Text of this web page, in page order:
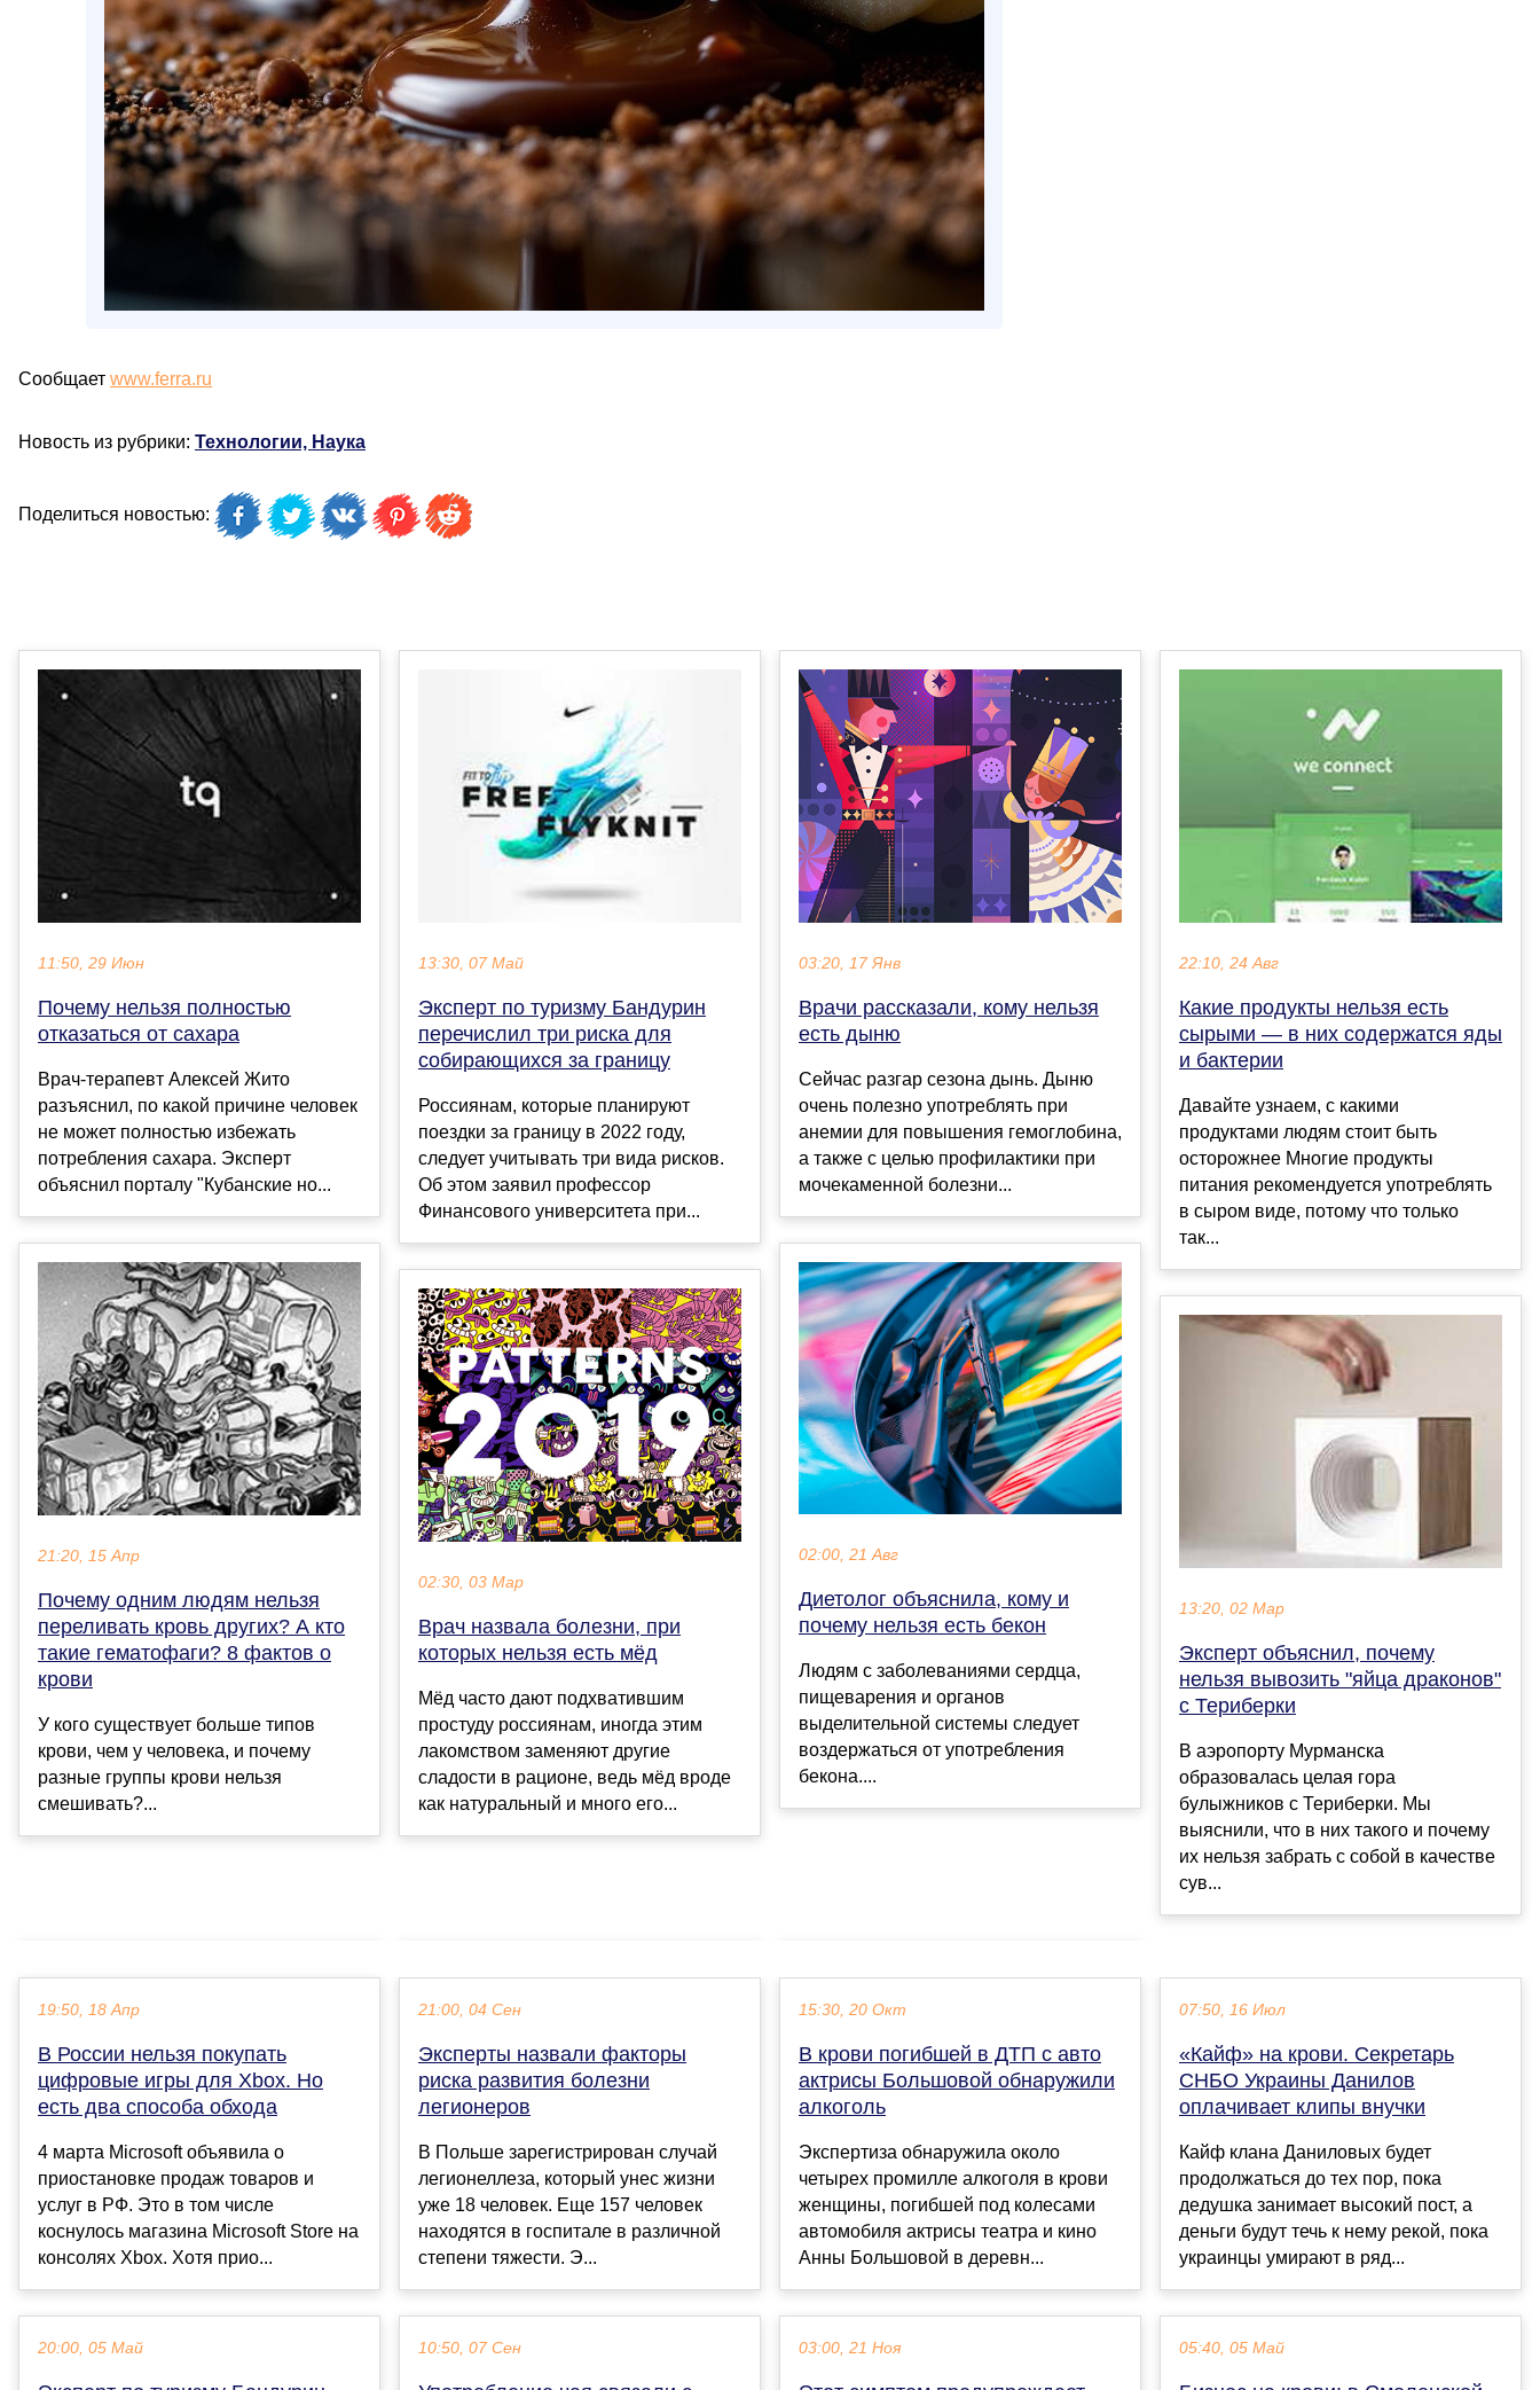
Сообщает www.ferra.ru
Новость из рубрики: Технологии, Наука
Поделиться новостью:
11:50, 29 Июн
Почему нельзя полностью
отказаться от сахара
Врач-терапевт Алексей Жито
разъяснил, по какой причине человек
не может полностью избежать
потребления сахара. Эксперт
объяснил порталу "Кубанские но...
21:20, 15 Апр
Почему одним людям нельзя
переливать кровь других? А кто
такие гематофаги? 8 фактов о
крови
У кого существует больше типов
крови, чем у человека, и почему
разные группы крови нельзя
смешивать?...
13:30, 07 Май
Эксперт по туризму Бандурин
перечислил три риска для
собирающихся за границу
Россиянам, которые планируют
поездки за границу в 2022 году,
следует учитывать три вида рисков.
Об этом заявил профессор
Финансового университета при...
02:30, 03 Мар
Врач назвала болезни, при
которых нельзя есть мёд
Мёд часто дают подхватившим
простуду россиянам, иногда этим
лакомством заменяют другие
сладости в рационе, ведь мёд вроде
как натуральный и много его...
03:20, 17 Янв
Врачи рассказали, кому нельзя
есть дыню
Сейчас разгар сезона дынь. Дыню
очень полезно употреблять при
анемии для повышения гемоглобина,
а также с целью профилактики при
мочекаменной болезни...
02:00, 21 Авг
Диетолог объяснила, кому и
почему нельзя есть бекон
Людям с заболеваниями сердца,
пищеварения и органов
выделительной системы следует
воздержаться от употребления
бекона....
22:10, 24 Авг
Какие продукты нельзя есть
сырыми — в них содержатся яды
и бактерии
Давайте узнаем, с какими
продуктами людям стоит быть
осторожнее Многие продукты
питания рекомендуется употреблять
в сыром виде, потому что только
так...
13:20, 02 Мар
Эксперт объяснил, почему
нельзя вывозить "яйца драконов"
с Териберки
В аэропорту Мурманска
образовалась целая гора
булыжников с Териберки. Мы
выяснили, что в них такого и почему
их нельзя забрать с собой в качестве
сув...
19:50, 18 Апр
В России нельзя покупать
цифровые игры для Xbox. Но
есть два способа обхода
4 марта Microsoft объявила о
приостановке продаж товаров и
услуг в РФ. Это в том числе
коснулось магазина Microsoft Store на
консолях Xbox. Хотя прио...
20:00, 05 Май
21:00, 04 Сен
Эксперты назвали факторы
риска развития болезни
легионеров
В Польше зарегистрирован случай
легионеллеза, который унес жизни
уже 18 человек. Еще 157 человек
находятся в госпитале в различной
степени тяжести. Э...
10:50, 07 Сен
15:30, 20 Окт
В крови погибшей в ДТП с авто
актрисы Большовой обнаружили
алкоголь
Экспертиза обнаружила около
четырех промилле алкоголя в крови
женщины, погибшей под колесами
автомобиля актрисы театра и кино
Анны Большовой в деревн...
03:00, 21 Ноя
07:50, 16 Июл
«Кайф» на крови. Секретарь
СНБО Украины Данилов
оплачивает клипы внучки
Кайф клана Даниловых будет
продолжаться до тех пор, пока
дедушка занимает высокий пост, а
деньги будут течь к нему рекой, пока
украинцы умирают в ряд...
05:40, 05 Май